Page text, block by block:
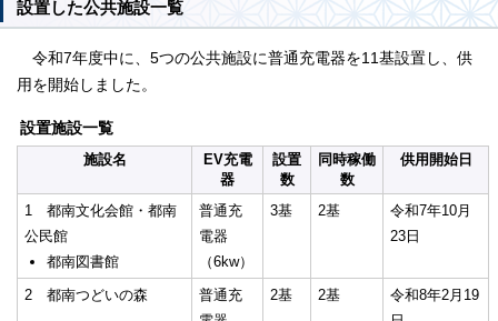
設置した公共施設一覧
令和7年度中に、5つの公共施設に普通充電器を11基設置し、供
用を開始しました。
設置施設一覧
施設名
EV充電
器
設置
数
同時稼働
数
供用開始日
1 都南文化会館・都南
公民館
都南図書館
普通充
電器
（6kw）
3基 2基
令和7年10月
23日
2 都南つどいの森
普通充
2基 2基
令和8年2月19